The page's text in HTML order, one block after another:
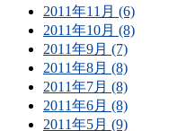
2011年11月 (6)
2011年10月 (8)
2011年9月 (7)
2011年8月 (8)
2011年7月 (8)
2011年6月 (8)
2011年5月 (9)